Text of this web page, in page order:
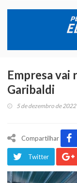
Empresa vai
Garibaldi
5 de dezembro de 2022
Compartilhar
Twitter